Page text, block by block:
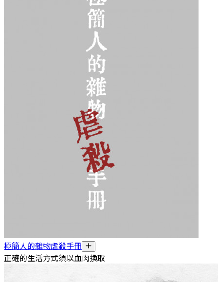
極簡人的雜物虐殺手冊
正確的生活方式須以血肉換取